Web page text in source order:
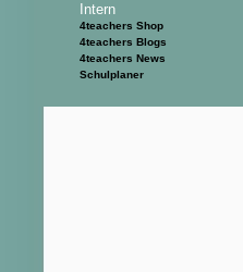
Intern
4teachers Shop
4teachers Blogs
4teachers News
Schulplaner